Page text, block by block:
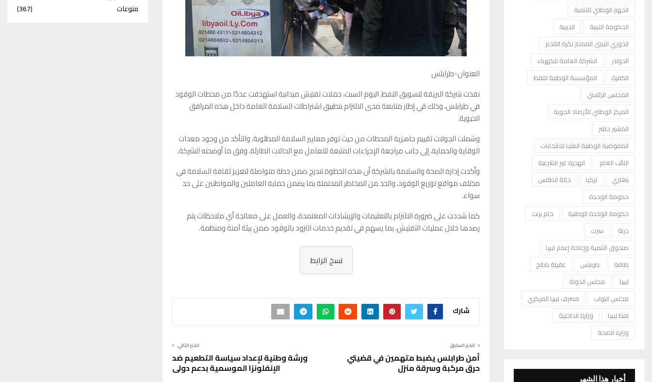
العنوان-طرابلس
نفذت شركة البريقة لتسويق النفط، اليوم السبت، حملات تفتيش ميدانية استهدفت عددًا من محطات الوقود
في طرابلس، وذلك في إطار متابعة مدى الالتزام بتطبيق اشتراطات السلامة العامة داخل هذه المرافق
الحيوية.
وشملت الجولات تقييم جاهزية المحطات من حيث توفر معايير السلامة المطلوبة، والتأكد من وجود معدات
الوقاية والحماية، إلى جانب مراجعة الإجراءات المتبعة للتعامل مع الحالات الطارئة، وفق ما أوضحته الشركة.
وأكدت إدارة الصحة والسلامة بالشركة أن هذه الخطوة تندرج ضمن خطة متواصلة لتعزيز ثقافة السلامة في
مختلف مواقع توزيع الوقود، والحد من المخاطر المحتملة بما يضمن حماية العاملين والمواطنين على حد
سواء.
كما شددت على ضرورة الالتزام بالتعليمات والإرشادات المعتمدة، والعمل على معالجة أي ملاحظات يتم
رصدها خلال عمليات التفتيش، بما يسهم في تقديم خدمات التزود بالوقود ضمن بيئة آمنة ومنظمة.
نسخ الرابط
شارك
الخبر السابق
أمن طرابلس يضبط متهمين في قضيتي
حرق مركبة وسرقة منزل
الخبر التالي
ورشة وطنية لإعداد سياسة التطعيم ضد
الإنفلونزا الموسمية بدعم دولي
الجهاز الوطني للتنمية
الحكومة الليبية
الدبيبة
الدوري الليبي الممتاز لكرة القدم
الدولار
الشركة العامة للكهرباء
الكفرة
المؤسسة الوطنية للنفط
المجلس الرئاسي
المركز الوطني للأرصاد الجوية
المشير حفتر
المفوضية الوطنية العليا للانتخابات
النائب العام
الهجرة غير الشرعية
بنغازي
تركيا
حالة الطقس
حكومة الوحدة
حكومة الوحدة الوطنية
خام برنت
درنة
سرت
صندوق التنمية وإعادة إعمار ليبيا
طاقة
طرابلس
عقيلة صالح
ليبيا
مجلس الدولة
مجلس النواب
مصرف ليبيا المركزي
نفط ليبيا
وزارة الداخلية
وزارة الصحة
أخبار هذا الشهر
منوعات
(367)